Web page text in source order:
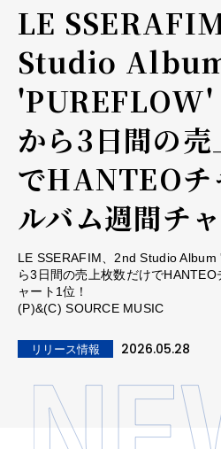
LE
Studio
'PUREFLOW'
から3日間の
でHANTEOチ
ルバム週間チャ
LE SSERAFIM、2nd Studio
ら3日間の売上枚数だけで
ャート1位！
(P)&(C) SOURCE MUSIC
リリース情報 2026.05.28